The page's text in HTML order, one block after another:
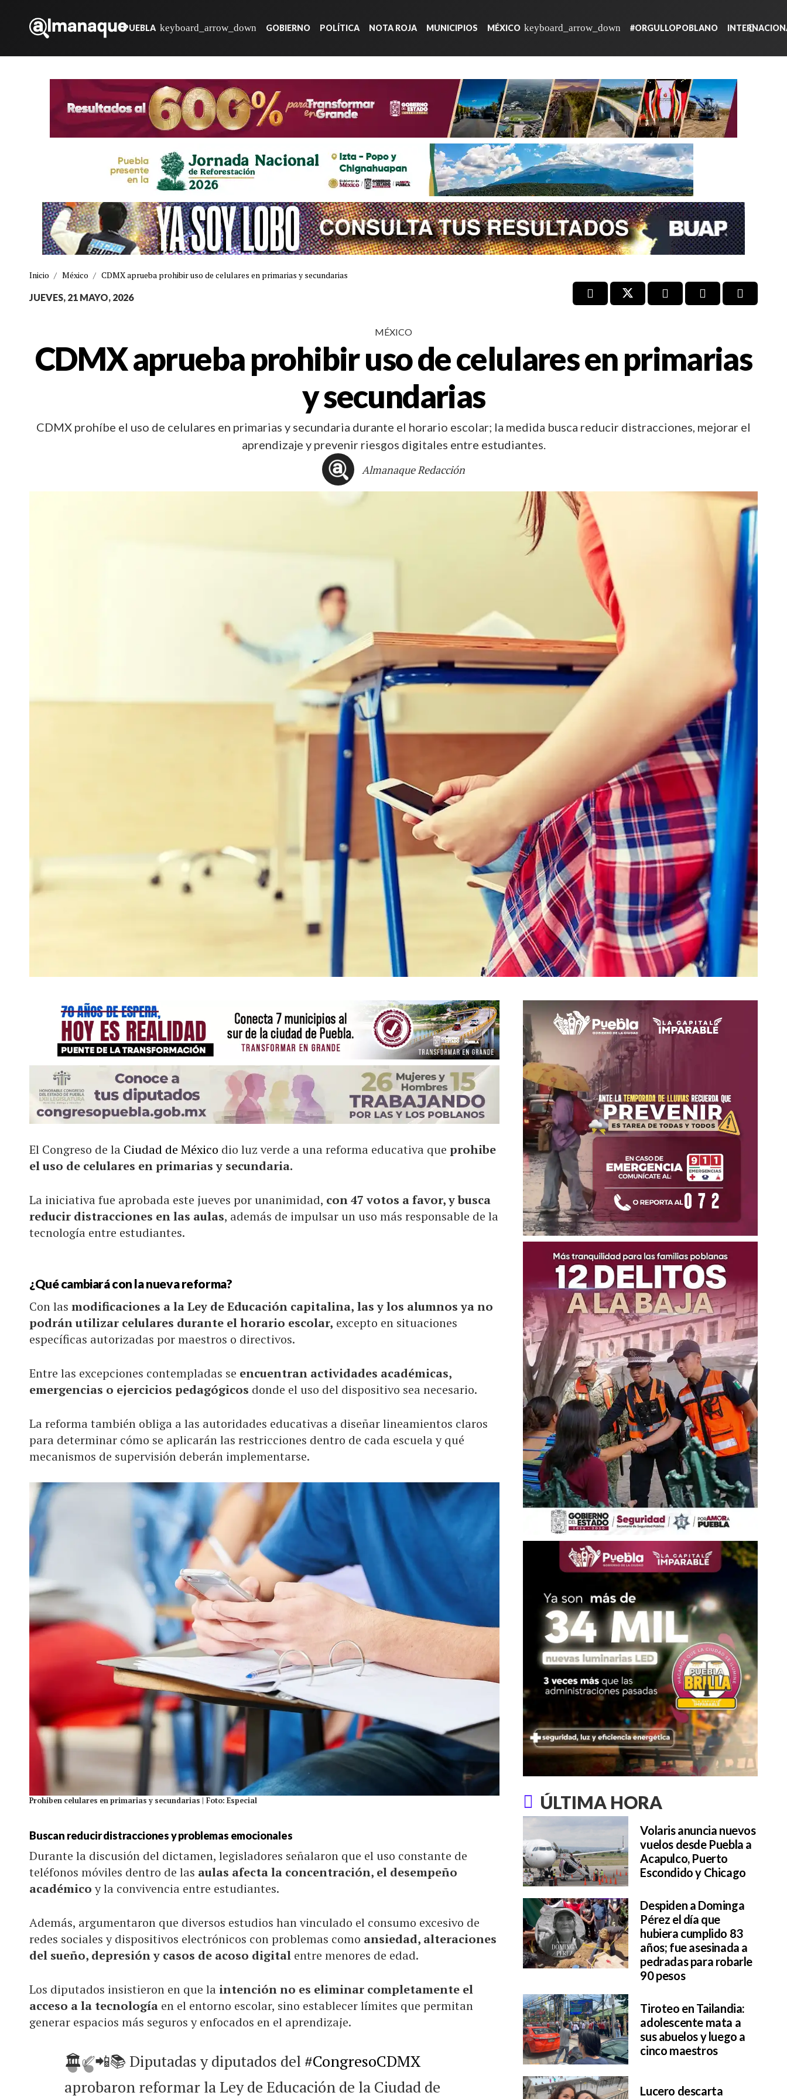
PUEBLA GOBIERNO POLÍTICA NOTA ROJA MUNICIPIOS MÉXICO #ORGULLOPOBLANO
Inicio / México / CDMX aprueba prohibir uso de celulares en primarias y secundarias
JUEVES, 21 MAYO, 2026
MÉXICO
CDMX aprueba prohibir uso de celulares en primarias
y secundarias
CDMX prohíbe el uso de celulares en primarias y secundaria durante el horario escolar; la medida busca reducir distracciones, mejorar el
aprendizaje y prevenir riesgos digitales entre estudiantes.
Almanaque Redacción
El Congreso de la Ciudad de México dio luz verde a una reforma educativa que prohibe
el uso de celulares en primarias y secundaria.
La iniciativa fue aprobada este jueves por unanimidad, con 47 votos a favor, y busca
reducir distracciones en las aulas, además de impulsar un uso más responsable de la
tecnología entre estudiantes.
¿Qué cambiará con la nueva reforma?
Con las modificaciones a la Ley de Educación capitalina, las y los alumnos ya no
podrán utilizar celulares durante el horario escolar, excepto en situaciones
específicas autorizadas por maestros o directivos.
Entre las excepciones contempladas se encuentran actividades académicas,
emergencias o ejercicios pedagógicos donde el uso del dispositivo sea necesario.
La reforma también obliga a las autoridades educativas a diseñar lineamientos claros
para determinar cómo se aplicarán las restricciones dentro de cada escuela y qué
mecanismos de supervisión deberán implementarse.
Prohiben celulares en primarias y secundarias | Foto: Especial
Buscan reducir distracciones y problemas emocionales
Durante la discusión del dictamen, legisladores señalaron que el uso constante de
teléfonos móviles dentro de las aulas afecta la concentración, el desempeño
académicoy la convivencia entre estudiantes.
Además, argumentaron que diversos estudios han vinculado el consumo excesivo de
redes sociales y dispositivos electrónicos con problemas como ansiedad, alteraciones
del sueño, depresión y casos de acoso digital entre menores de edad.
Los diputados insistieron en que la intención no es eliminar completamente el
acceso a la tecnología en el entorno escolar, sino establecer límites que permitan
generar espacios más seguros y enfocados en el aprendizaje.
🏛✅📲📚 Diputadas y diputados del #CongresoCDMX
aprobaron reformar la Ley de Educación de la Ciudad de
ÚLTIMA HORA
Volaris anuncia nuevos
vuelos desde Puebla a
Acapulco, Puerto
Escondido y Chicago
Despiden a Dominga
Pérez el día que
hubiera cumplido 83
años; fue asesinada a
pedradas para robarle
90 pesos
Tiroteo en Tailandia:
adolescente mata a
sus abuelos y luego a
cinco maestros
Lucero descarta